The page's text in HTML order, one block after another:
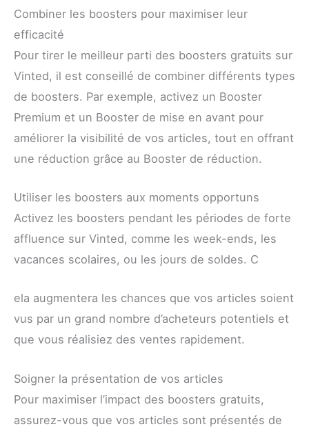
Combiner les boosters pour maximiser leur
efficacité
Pour tirer le meilleur parti des boosters gratuits sur
Vinted, il est conseillé de combiner différents types
de boosters. Par exemple, activez un Booster
Premium et un Booster de mise en avant pour
améliorer la visibilité de vos articles, tout en offrant
une réduction grâce au Booster de réduction.
Utiliser les boosters aux moments opportuns
Activez les boosters pendant les périodes de forte
affluence sur Vinted, comme les week-ends, les
vacances scolaires, ou les jours de soldes. C
ela augmentera les chances que vos articles soient
vus par un grand nombre d’acheteurs potentiels et
que vous réalisiez des ventes rapidement.
Soigner la présentation de vos articles
Pour maximiser l’impact des boosters gratuits,
assurez-vous que vos articles sont présentés de